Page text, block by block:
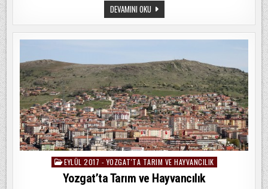
DEVAMINI OKUÖZLEMEYI
ÖZLEMEK
Posted
EYLÜL 2017 - YOZGAT'TA TARIM VE HAYVANCILIK
Yozgat’ta Tarım ve Hayvancılık